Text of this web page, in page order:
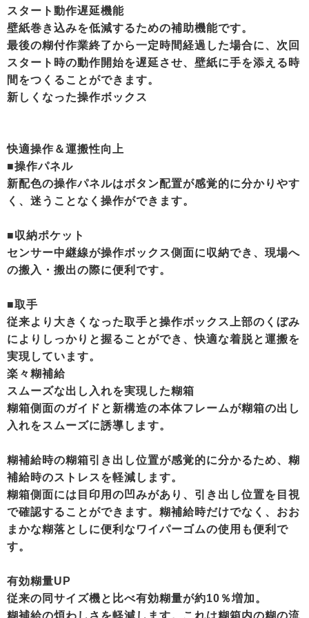
スタート動作遅延機能
壁紙巻き込みを低減するための補助機能です。
最後の糊付作業終了から一定時間経過した場合に、次回
スタート時の動作開始を遅延させ、壁紙に手を添える時
間をつくることができます。
新しくなった操作ボックス
快適操作＆運搬性向上
■操作パネル
新配色の操作パネルはボタン配置が感覚的に分かりやす
く、迷うことなく操作ができます。
■収納ポケット
センサー中継線が操作ボックス側面に収納でき、現場へ
の搬入・搬出の際に便利です。
■取手
従来より大きくなった取手と操作ボックス上部のくぼみ
によりしっかりと握ることができ、快適な着脱と運搬を
実現しています。
楽々糊補給
スムーズな出し入れを実現した糊箱
糊箱側面のガイドと新構造の本体フレームが糊箱の出し
入れをスムーズに誘導します。
糊補給時の糊箱引き出し位置が感覚的に分かるため、糊
補給時のストレスを軽減します。
糊箱側面には目印用の凹みがあり、引き出し位置を目視
で確認することができます。糊補給時だけでなく、おお
まかな糊落としに便利なワイパーゴムの使用も便利で
す。
有効糊量UP
従来の同サイズ機と比べ有効糊量が約10％増加。
糊補給の煩わしさを軽減します。これは糊箱内の糊の流